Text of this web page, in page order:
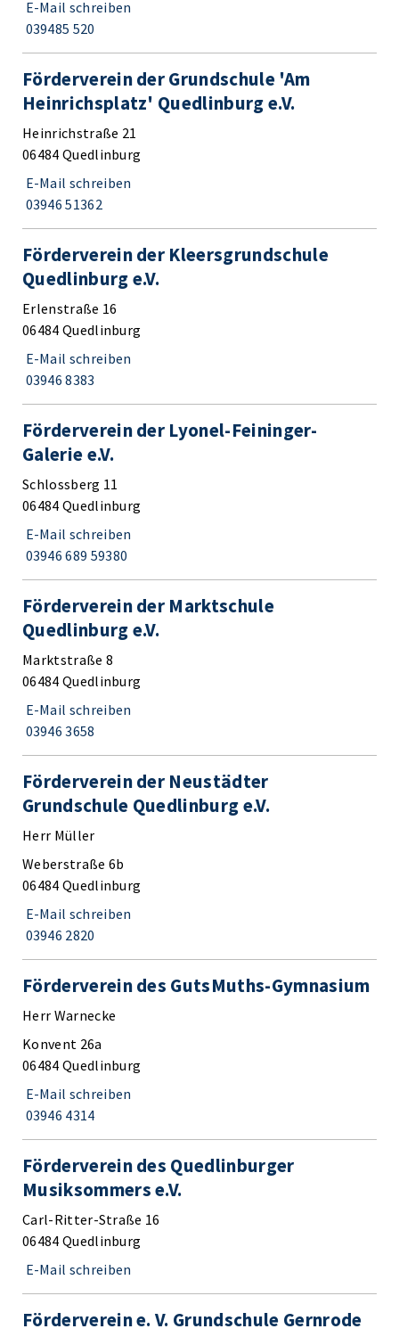
E-Mail schreiben
039485 520
Förderverein der Grundschule 'Am
Heinrichsplatz' Quedlinburg e.V.
Heinrichstraße 21
06484 Quedlinburg
E-Mail schreiben
03946 51362
Förderverein der Kleersgrundschule
Quedlinburg e.V.
Erlenstraße 16
06484 Quedlinburg
E-Mail schreiben
03946 8383
Förderverein der Lyonel-Feininger-
Galerie e.V.
Schlossberg 11
06484 Quedlinburg
E-Mail schreiben
03946 689 59380
Förderverein der Marktschule
Quedlinburg e.V.
Marktstraße 8
06484 Quedlinburg
E-Mail schreiben
03946 3658
Förderverein der Neustädter
Grundschule Quedlinburg e.V.
Herr Müller
Weberstraße 6b
06484 Quedlinburg
E-Mail schreiben
03946 2820
Förderverein des GutsMuths-Gymnasium
Herr Warnecke
Konvent 26a
06484 Quedlinburg
E-Mail schreiben
03946 4314
Förderverein des Quedlinburger
Musiksommers e.V.
Carl-Ritter-Straße 16
06484 Quedlinburg
E-Mail schreiben
Förderverein e. V. Grundschule Gernrode